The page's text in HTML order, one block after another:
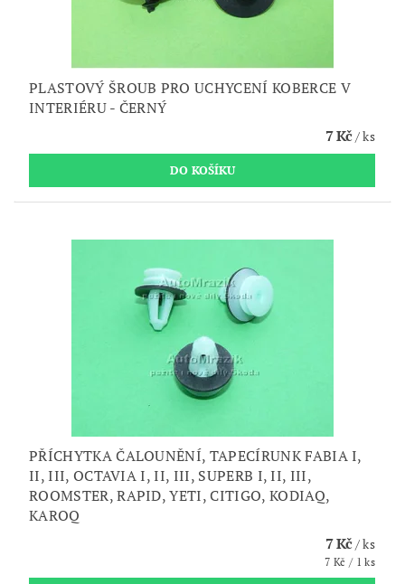
PLASTOVÝ ŠROUB PRO UCHYCENÍ KOBERCE V
INTERIÉRU - ČERNÝ
7 Kč/ ks
PŘÍCHYTKA ČALOUNĚNÍ, TAPECÍRUNK FABIA I,
II, III, OCTAVIA I, II, III, SUPERB I, II, III,
ROOMSTER, RAPID, YETI, CITIGO, KODIAQ,
KAROQ
7 Kč/ ks
7 Kč / 1 ks